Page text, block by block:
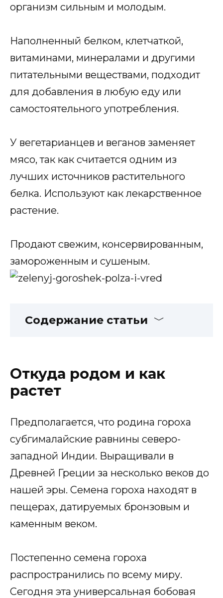
организм сильным и молодым.
Наполненный белком, клетчаткой,
витаминами, минералами и другими
питательными веществами, подходит
для добавления в любую еду или
самостоятельного употребления.
У вегетарианцев и веганов заменяет
мясо, так как считается одним из
лучших источников растительного
белка. Используют как лекарственное
растение.
Продают свежим, консервированным,
замороженным и сушеным.
Содержание статьи
Откуда родом и как
растет
Предполагается, что родина гороха
субгималайские равнины северо-
западной Индии. Выращивали в
Древней Греции за несколько веков до
нашей эры. Семена гороха находят в
пещерах, датируемых бронзовым и
каменным веком.
Постепенно семена гороха
распространились по всему миру.
Сегодня эта универсальная бобовая